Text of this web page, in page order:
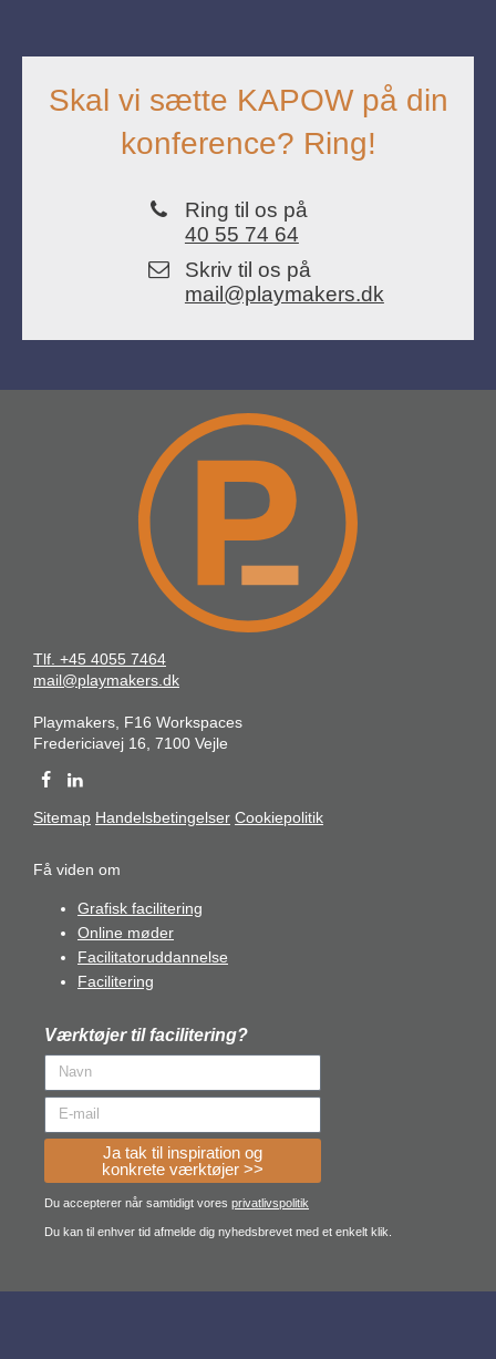
Skal vi sætte KAPOW på din
konference? Ring!
Ring til os på
40 55 74 64
Skriv til os på
mail@playmakers.dk
Tlf. +45 4055 7464
mail@playmakers.dk
Playmakers, F16 Workspaces
Fredericiavej 16, 7100 Vejle
Sitemap Handelsbetingelser Cookiepolitik
Få viden om
Grafisk facilitering
Online møder
Facilitatoruddannelse
Facilitering
Værktøjer til facilitering?
Ja tak til inspiration og
konkrete værktøjer >>
Du accepterer når samtidigt vores privatlivspolitik
Du kan til enhver tid afmelde dig nyhedsbrevet med et enkelt klik.